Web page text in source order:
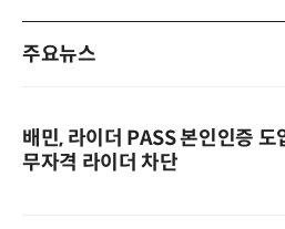
주요뉴스
배민, 라이더 PASS 본인인증
무자격 라이더 차단